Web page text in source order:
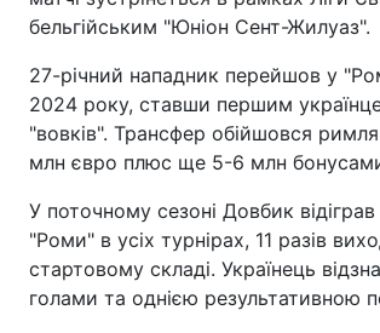
бельгійським "Юніон Сент-Жилуаз".
27-річний нападник перейшов у
2024 року, ставши першим
"вовків". Трансфер обійшовся
млн євро плюс ще 5-6 млн
У поточному сезоні Довбик
"Роми" в усіх турнірах, 11 разів
стартовому складі. Українець
голами та однією результативною